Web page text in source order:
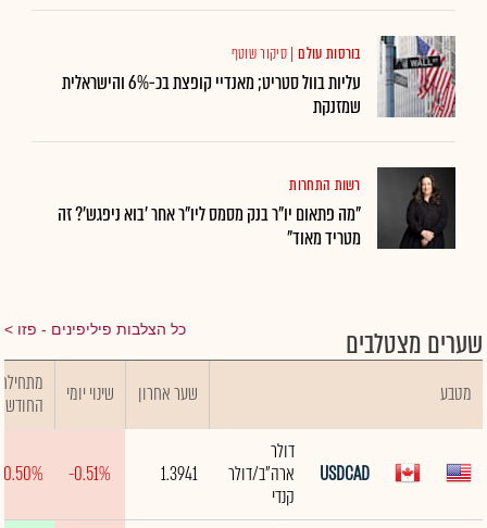
בורסות עולם |סיקור שוטף
עליות בוול סטריט; מאנדיי קופצת בכ-6% והישראלית
שמזנקת
רשות התחרות
"מה פתאום יו"ר בנק מסמס ליו"ר אחר 'בוא ניפגש'? זה
מטריד מאוד"
שערים מצטלבים כל הצלבות פיליפינים - פזו
מטבע שער אחרון שינוי יומי
החודש
USDCAD
דולר
ארה"ב/דולר
קנדי
1.3941
-0.51%